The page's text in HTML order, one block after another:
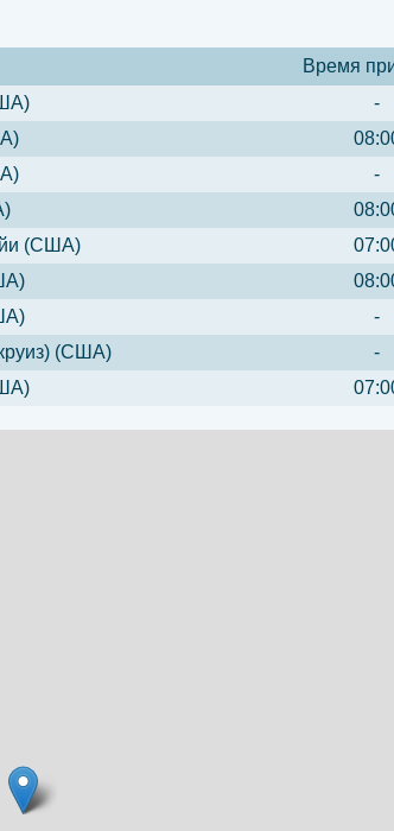
Время
-
-
(США)
-
(США) -